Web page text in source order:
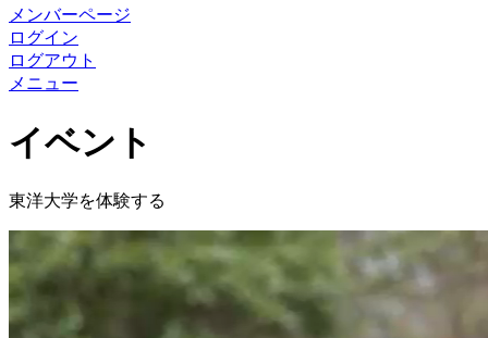
メンバーページ
ログイン
ログアウト
メニュー
イベント
東洋大学を体験する